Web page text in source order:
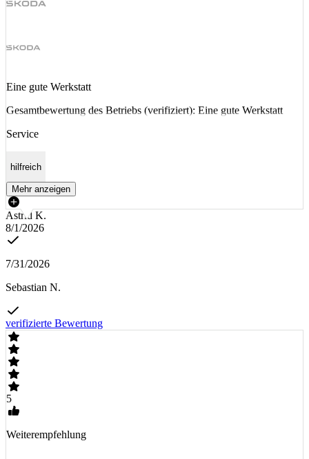
Eine gute Werkstatt
Gesamtbewertung des Betriebs (verifiziert): Eine gute Werkstatt
Service
hilfreich
Mehr anzeigen
Astrid K.
8/1/2026
7/31/2026
Sebastian N.
verifizierte Bewertung
5
Weiterempfehlung